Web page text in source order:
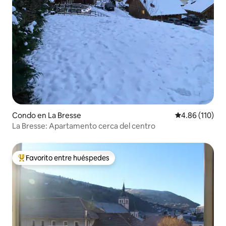
Condo en La Bresse Calificación
4.86 (110)
La Bresse: Apartamento cerca del centro
Favorito entre huéspedes preferido
Favorito entre huéspedes